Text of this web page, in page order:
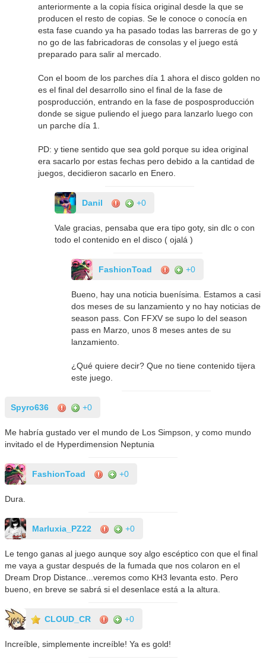
anteriormente a la copia física original desde la que se
producen el resto de copias. Se le conoce o conocía en
esta fase cuando ya ha pasado todas las barreras de go y
no go de las fabricadoras de consolas y el juego está
preparado para salir al mercado.
Con el boom de los parches día 1 ahora el disco golden no
es el final del desarrollo sino el final de la fase de
posproducción, entrando en la fase de posposproducción
donde se sigue puliendo el juego para lanzarlo luego con
un parche día 1.
PD: y tiene sentido que sea gold porque su idea original
era sacarlo por estas fechas pero debido a la cantidad de
juegos, decidieron sacarlo en Enero.
Danil +0
Vale gracias, pensaba que era tipo goty, sin dlc o con
todo el contenido en el disco ( ojalá )
FashionToad +0
Bueno, hay una noticia buenísima. Estamos a casi
dos meses de su lanzamiento y no hay noticias de
season pass. Con FFXV se supo lo del season
pass en Marzo, unos 8 meses antes de su
lanzamiento.
¿Qué quiere decir? Que no tiene contenido tijera
este juego.
Spyro636 +0
Me habría gustado ver el mundo de Los Simpson, y como mundo
invitado el de Hyperdimension Neptunia
FashionToad +0
Dura.
Marluxia_PZ22 +0
Le tengo ganas al juego aunque soy algo escéptico con que el final
me vaya a gustar después de la fumada que nos colaron en el
Dream Drop Distance...veremos como KH3 levanta esto. Pero
bueno, en breve se sabrá si el desenlace está a la altura.
CLOUD_CR +0
Increíble, simplemente increíble! Ya es gold!